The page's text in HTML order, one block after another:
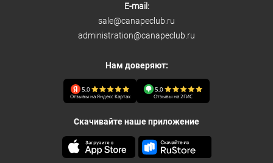
E-mail:
sale@canapeclub.ru
administration@canapeclub.ru
Нам доверяют:
5,0
Отзывы на Яндекс Картах
5,0
Отзывы на 2ГИС
Скачивайте наше приложение